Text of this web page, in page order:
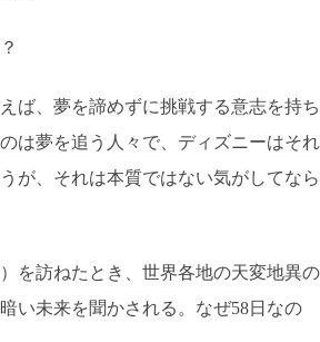
ば、夢を諦めずに挑戦する意志を持ち
は夢を追う人々で、ディズニーはそれ
が、それは本質ではない気がしてなら
を訪ねたとき、世界各地の天変地異の
い未来を聞かされる。なぜ58日なの